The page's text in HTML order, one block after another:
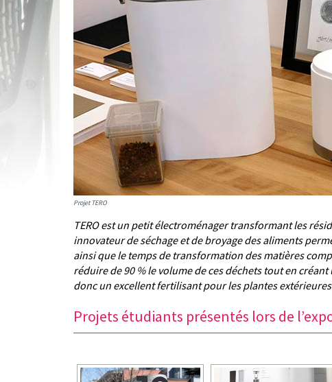
Projet TERO
TEROest un petit électroménager transformant les
innovateur de séchage et de broyage des aliments
ainsi que le temps de transformation des matières
réduire de 90 % le volume de ces déchets tout en
donc un excellent fertilisant pour les plantes
Projets étudiants présentés lors de